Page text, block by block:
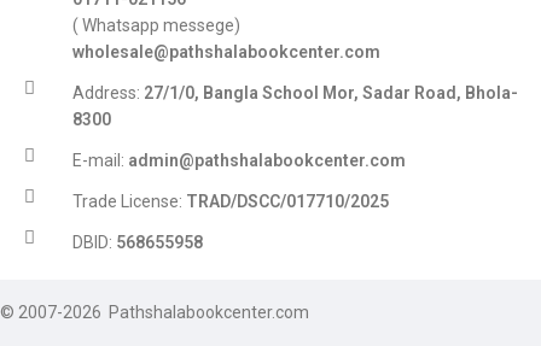
( Whatsapp messege)
wholesale@pathshalabookcenter.com
Address: 27/1/0, Bangla School Mor, Sadar Road, Bhola-
8300
E-mail: admin@pathshalabookcenter.com
Trade License: TRAD/DSCC/017710/2025
DBID: 568655958
© 2007-2026 Pathshalabookcenter.com